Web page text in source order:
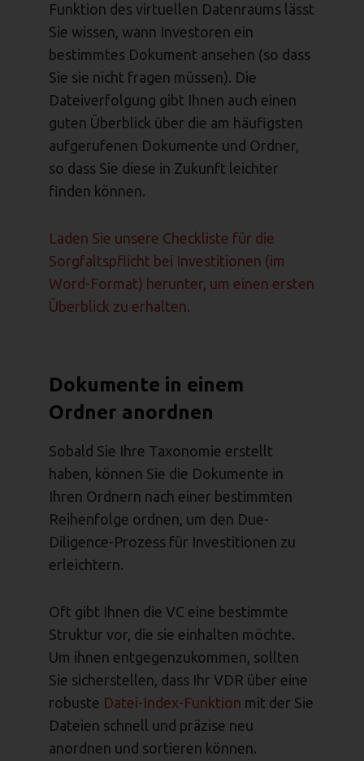
Funktion des virtuellen Datenraums lässt
Sie wissen, wann Investoren ein
bestimmtes Dokument ansehen (so dass
Sie sie nicht fragen müssen). Die
Dateiverfolgung gibt Ihnen auch einen
guten Überblick über die am häufigsten
aufgerufenen Dokumente und Ordner,
so dass Sie diese in Zukunft leichter
finden können.
Laden Sie unsere Checkliste für die
Sorgfaltspflicht bei Investitionen (im
Word-Format) herunter, um einen ersten
Überblick zu erhalten.
Dokumente in einem
Ordner anordnen
Sobald Sie Ihre Taxonomie erstellt
haben, können Sie die Dokumente in
Ihren Ordnern nach einer bestimmten
Reihenfolge ordnen, um den Due-
Diligence-Prozess für Investitionen zu
erleichtern.
Oft gibt Ihnen die VC eine bestimmte
Struktur vor, die sie einhalten möchte.
Um ihnen entgegenzukommen, sollten
Sie sicherstellen, dass Ihr VDR über eine
robuste Datei-Index-Funktion mit der Sie
Dateien schnell und präzise neu
anordnen und sortieren können.